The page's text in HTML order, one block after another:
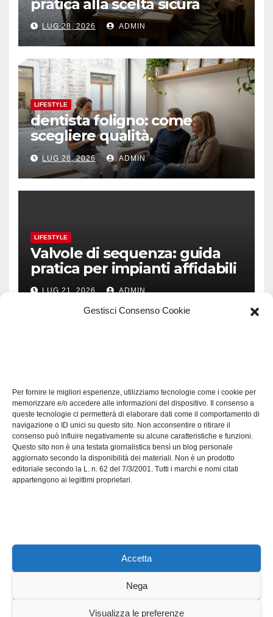
Gestisci Consenso Cookie
Per fornire le migliori esperienze, utilizziamo tecnologie come i cookie per
memorizzare e/o accedere alle informazioni del dispositivo. Il consenso a
queste tecnologie ci permetterà di elaborare dati come il comportamento di
navigazione o ID unici su questo sito. Non acconsentire o ritirare il
consenso può influire negativamente su alcune caratteristiche e funzioni.
Questo sito non è una testata giornalistica bensì un blog personale
aggiornato secondo la disponibilità dei materiali. Non è un prodotto
editoriale secondo la L. n. 62 del 7/3/2001. Tutti i marchi e nomi citati
appartengono ai legittimi proprietari.
Accetta
Nega
Visualizza le preferenze
pratica alla scelta sicura
LUG 28, 2026 ADMIN
LIFESTYLE
dentista foligno: come
scegliere qualità,
prevenzione e fiducia
LUG 28, 2026 ADMIN
LIFESTYLE
Valvole di sequenza: guida
pratica per impianti affidabili
LUG 21, 2026 ADMIN
Software manutenzioni:
guida pratica alla scelta
efficace
LUG 17, 2026 ADMIN
Axeleroacademy.it
Sviluppato con orgoglio da WordPress